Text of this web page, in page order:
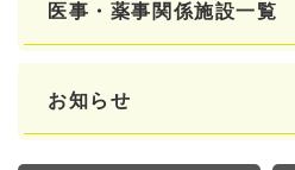
医事・薬事関係施設一覧
お知らせ